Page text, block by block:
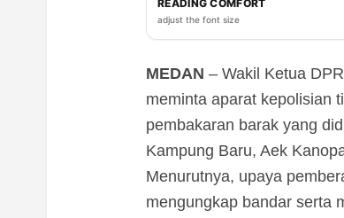
READING COMFORT
adjust the font size
MEDAN – Wakil Ketua
meminta aparat kepolisian
pembakaran barak yang
Kampung Baru, Aek
Menurutnya, upaya
mengungkap bandar serta